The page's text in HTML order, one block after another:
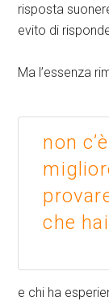
risposta
evito di
Ma l’essenza
non
che
e chi ha